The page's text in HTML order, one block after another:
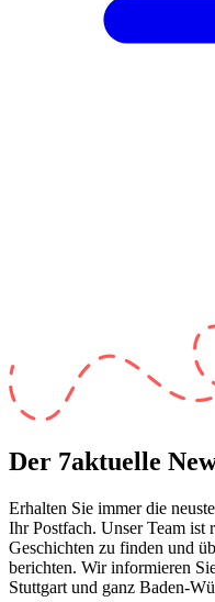
Der 7aktuelle
Erhalten Sie immer die
Ihr Postfach. Unser Team ist
Geschichten zu finden und
berichten. Wir informieren
Stuttgart und ganz Baden-